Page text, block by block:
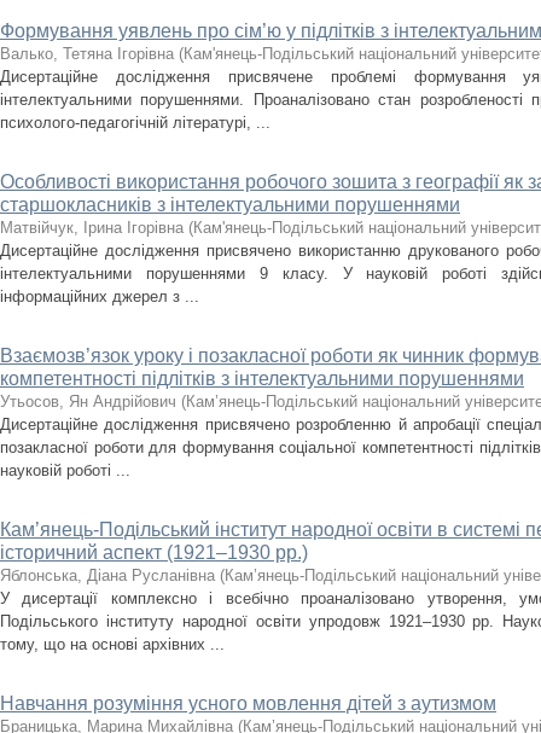
Формування уявлень про сім’ю у підлітків з
Валько, Тетяна Ігорівна (Кам'янець-Подільський національний
Дисертаційне дослідження присвячене проблемі формування
інтелектуальними порушеннями. Проаналізовано стан розробленості
психолого-педагогічній літературі, ...
Особливості використання робочого зошита з географії як
старшокласників з інтелектуальними порушеннями
Матвійчук, Ірина Ігорівна (Кам'янець-Подільський національний
Дисертаційне дослідження присвячено використанню друкованого
інтелектуальними порушеннями 9 класу. У науковій роботі
інформаційних джерел з ...
Взаємозв’язок уроку і позакласної роботи як чинник
компетентності підлітків з інтелектуальними порушеннями
Утьосов, Ян Андрійович (Кам’янець-Подільський національний
Дисертаційне дослідження присвячено розробленню й апробації
позакласної роботи для формування соціальної компетентності
науковій роботі ...
Кам’янець-Подільський інститут народної освіти в системі
історичний аспект (1921–1930 рр.)
Яблонська, Діана Русланівна (Кам’янець-Подільський національний
У дисертації комплексно і всебічно проаналізовано утворення,
Подільського інституту народної освіти упродовж 1921–1930 рр.
тому, що на основі архівних ...
Навчання розуміння усного мовлення дітей з аутизмом
Браницька, Марина Михайлівна (Кам’янець-Подільський національний